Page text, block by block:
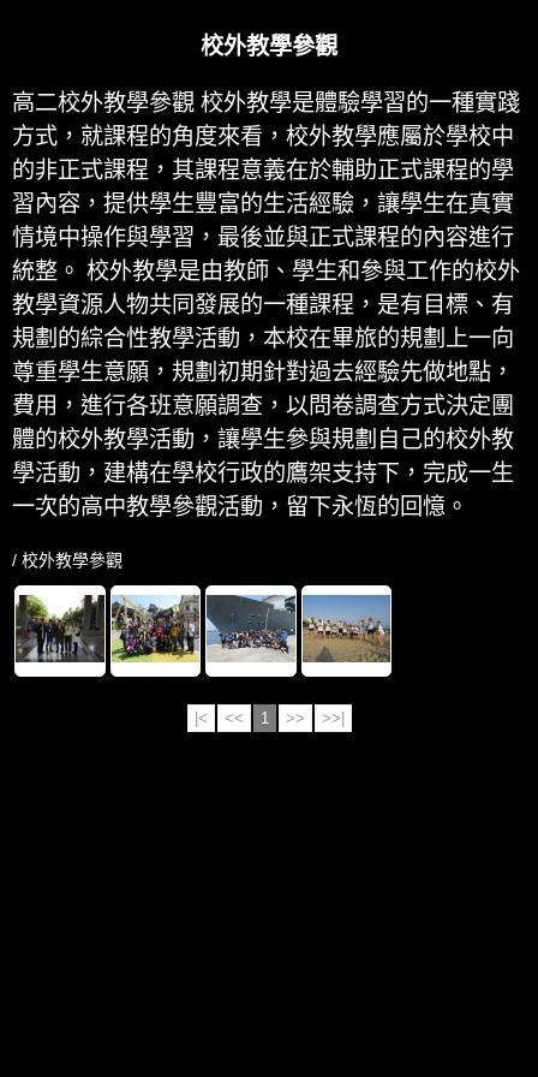
校外教學參觀
高二校外教學參觀 校外教學是體驗學習的一種實踐
方式，就課程的角度來看，校外教學應屬於學校中
的非正式課程，其課程意義在於輔助正式課程的學
習內容，提供學生豐富的生活經驗，讓學生在真實
情境中操作與學習，最後並與正式課程的內容進行
統整。 校外教學是由教師、學生和參與工作的校外
教學資源人物共同發展的一種課程，是有目標、有
規劃的綜合性教學活動，本校在畢旅的規劃上一向
尊重學生意願，規劃初期針對過去經驗先做地點，
費用，進行各班意願調查，以問卷調查方式決定團
體的校外教學活動，讓學生參與規劃自己的校外教
學活動，建構在學校行政的鷹架支持下，完成一生
一次的高中教學參觀活動，留下永恆的回憶。
/ 校外教學參觀
|< << 1 >> >>|